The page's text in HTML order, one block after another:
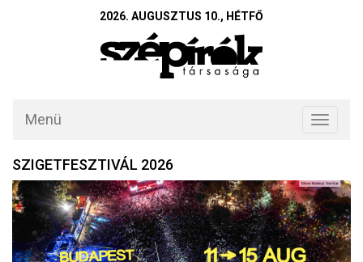
2026. AUGUSZTUS 10., HÉTFŐ
Toggle
Menü
SZIGETFESZTIVÁL 2026